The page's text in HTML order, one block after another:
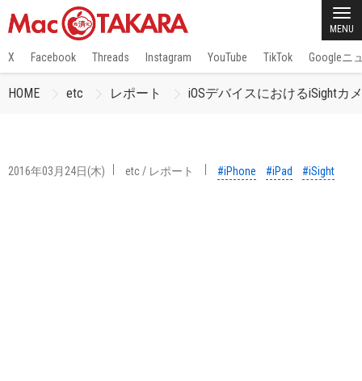
MENU
X Facebook Threads Instagram YouTube TikTok Googleニ
HOME etc レポート iOSデバイスにおけるiSight
2016年03月24日(木) etc/ レポート #iPhone #iPad #iSight